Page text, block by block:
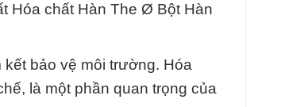
Hóa chất Hàn The Ø Bột Hàn
kết bảo vệ môi trường. Hóa
là một phần quan trọng của